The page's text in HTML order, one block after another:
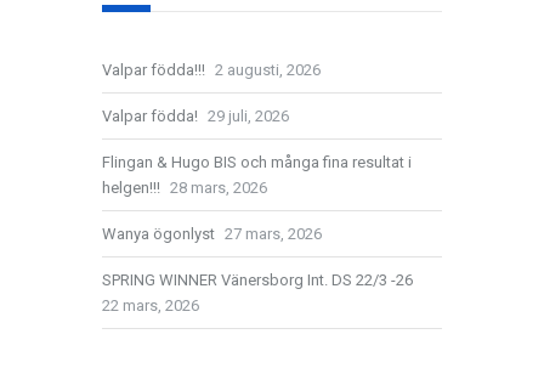
Valpar födda!!! 2 augusti, 2026
Valpar födda! 29 juli, 2026
Flingan & Hugo BIS och många fina resultat i
helgen!!! 28 mars, 2026
Wanya ögonlyst 27 mars, 2026
SPRING WINNER Vänersborg Int. DS 22/3 -26
22 mars, 2026